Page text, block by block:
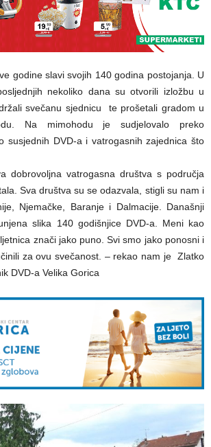
godine slavi svojih 140 godina postojanja. U
nekoliko dana su otvorili izložbu u
svečanu sjednicu te prošetali gradom u
Na mimohodu je sudjelovalo preko
susjednih DVD-a i vatrogasnih zajednica što
dobrovoljna vatrogasna društva s područja
Sva društva su se odazvala, stigli su nam i
Njemačke, Baranje i Dalmacije. Današnji
slika 140 godišnjice DVD-a. Meni kao
znači jako puno. Svi smo jako ponosni i
za ovu svečanost. – rekao nam je Zlatko
DVD-a Velika Gorica